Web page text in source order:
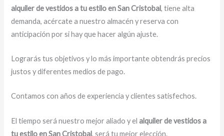
alquiler de vestidos a tu estilo en San Cristobal, tiene alta
demanda, acércate a nuestro almacén y reserva con
anticipación por si hay que hacer algún ajuste.
Lograrás tus objetivos y lo más importante obtendrás precios
justos y diferentes medios de pago.
Contamos con años de experiencia y clientes satisfechos.
El tiempo será nuestro mejor aliado y elalquiler de vestidos a
tu estilo en San Cristobal, será tu mejor elección.